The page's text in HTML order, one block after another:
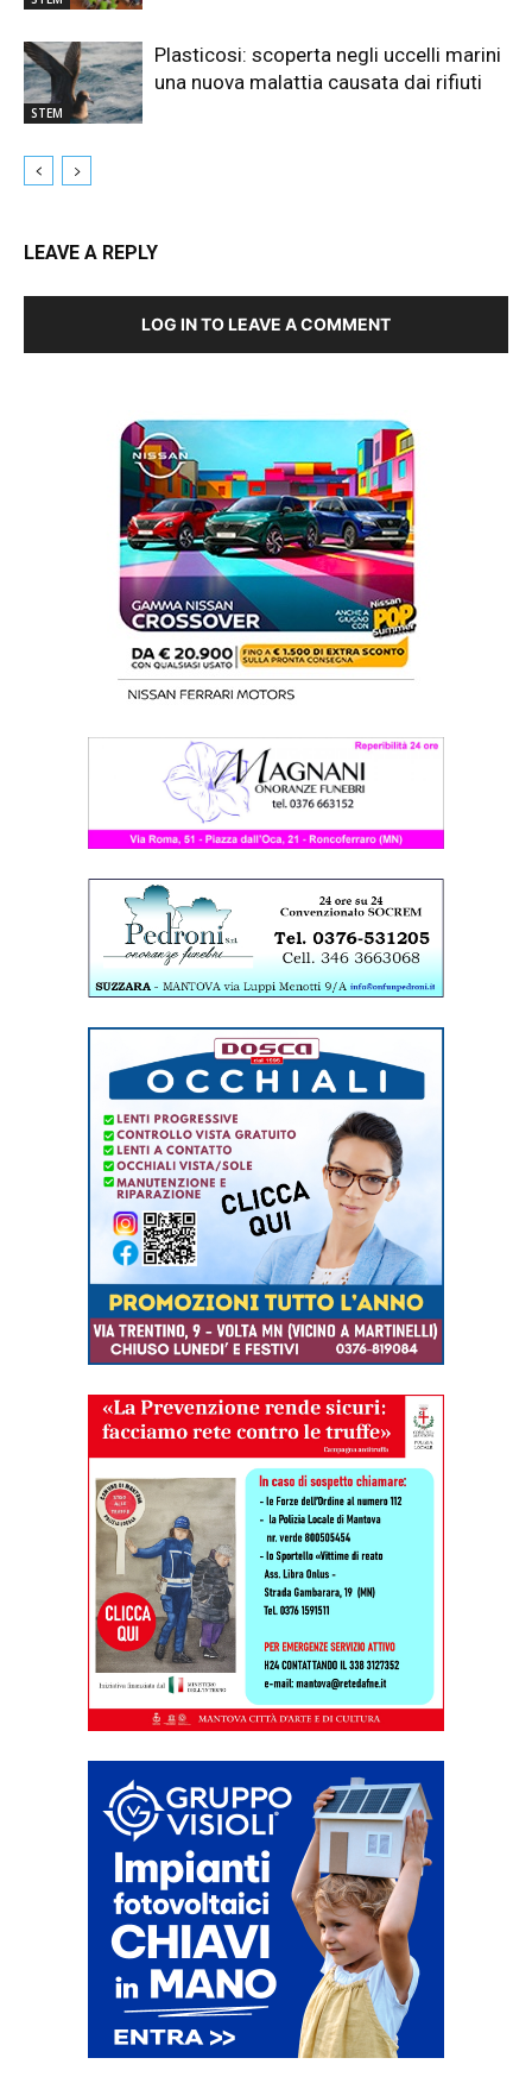
STEM
Plasticosi: scoperta negli uccelli marini
una nuova malattia causata dai rifiuti
LEAVE A REPLY
LOG IN TO LEAVE A COMMENT